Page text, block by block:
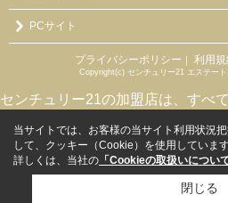
PCサイト
プライバシーポリシー 利用規
Copyright(c) センチュリー21 エステー
センチュリー21の加盟店は、すべ
当サイトでは、お客様の当サイト利用状況
して、クッキー（Cookie）を使用しています
詳しくは、当社の 「Cookieの取扱いについて
閉じる